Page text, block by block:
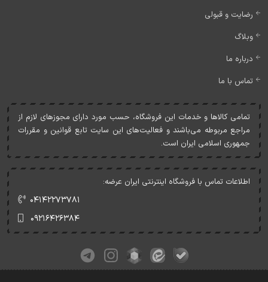
رضایت و قبولی
وبلاگ
درباره ما
تماس با ما
تمامی کالاها و خدمات اين فروشگاه، حسب مورد دارای مجوزهای لازم از
مراجع مربوطه می‌باشند و فعاليت‌های اين سايت تابع قوانين و مقررات
جمهوری اسلامی ايران است.
اطلاعات تماس با فروشگاه اینترنتی ایران عرضه:
۰۴۱۴۲۲۷۳۷۸۱
۰۹۲۱۶۴۲۶۳۸۴